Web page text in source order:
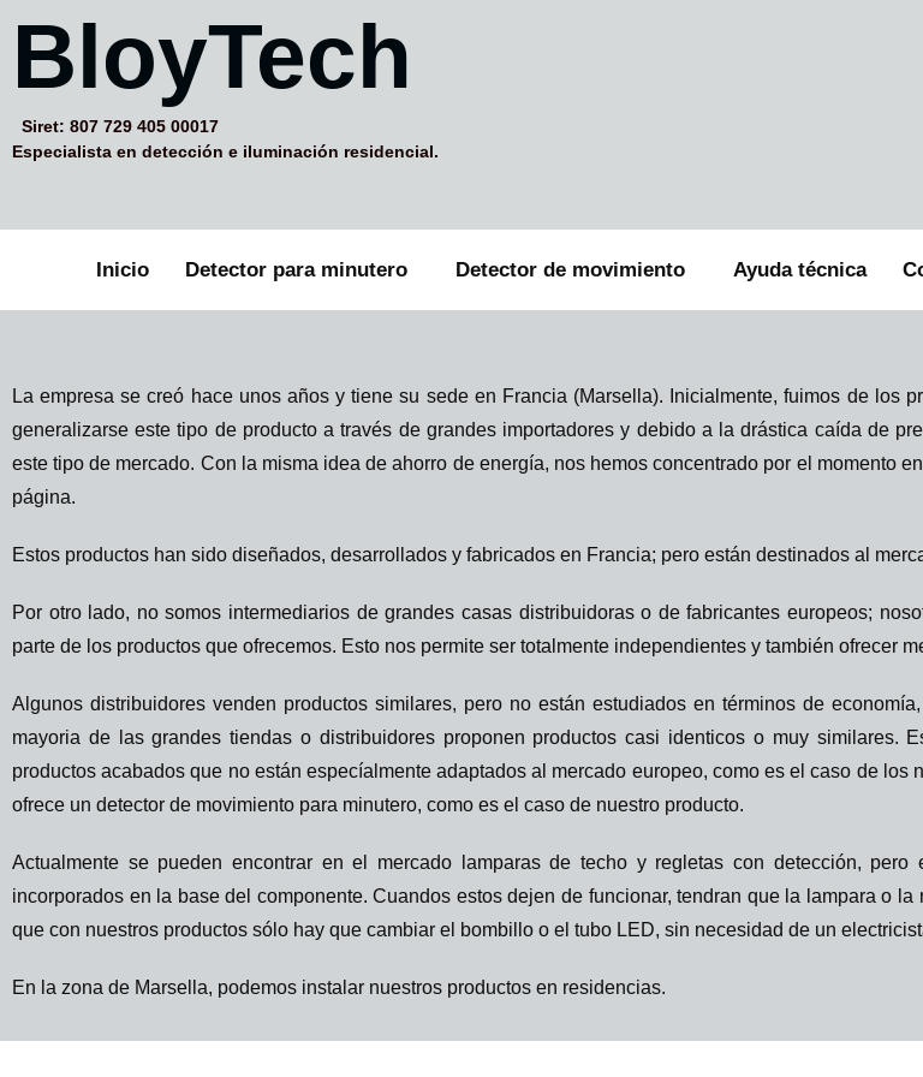
BloyTech
Siret: 807 729 405 00017
Especialista en detección e iluminación residencial.
Inicio Detector para minutero Detector de movimiento Ayuda técnica
La empresa se creó hace unos años y tiene su sede en Francia (Marsella). Inicialmente, fuimos de los
generalizarse este tipo de producto a través de grandes importadores y debido a la drástica caída de
este tipo de mercado. Con la misma idea de ahorro de energía, nos hemos concentrado por el momento
página.
Estos productos han sido diseñados, desarrollados y fabricados en Francia; pero están destinados al
Por otro lado, no somos intermediarios de grandes casas distribuidoras o de fabricantes europeos;
parte de los productos que ofrecemos. Esto nos permite ser totalmente independientes y también ofrecer
Algunos distribuidores venden productos similares, pero no están estudiados en términos de
mayoria de las grandes tiendas o distribuidores proponen productos casi identicos o muy similares.
productos acabados que no están especíalmente adaptados al mercado europeo, como es el caso de
ofrece un detector de movimiento para minutero, como es el caso de nuestro producto.
Actualmente se pueden encontrar en el mercado lamparas de techo y regletas con detección,
incorporados en la base del componente. Cuandos estos dejen de funcionar, tendran que la lampara o
que con nuestros productos sólo hay que cambiar el bombillo o el tubo LED, sin necesidad de un
En la zona de Marsella, podemos instalar nuestros productos en residencias.